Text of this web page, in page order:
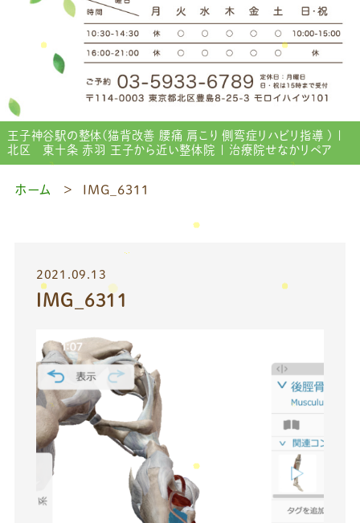
王子神谷駅の整体(猫背改善 腰痛 肩こり 側弯症リハビリ指導 ) |
北区 東十条 赤羽 王子から近い整体院 | 治療院せなかリペア
ホーム IMG_6311
2021.09.13
IMG_6311